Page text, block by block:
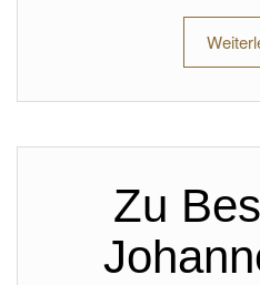
Zu